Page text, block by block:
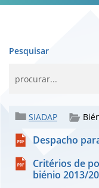
Pesquisar
SIADAP
Despacho
Critérios de
biénio 2013/